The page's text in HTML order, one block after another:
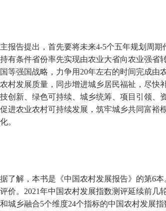
主报告提出，首先要将未来4-5个五年规划周
持有条件省份率先实现由农业大省向农业强省
国等强国战略，力争用20年左右的时间完成
农村发展质量，同步增进城乡居民福祉，尽快
技创新、绿色可持续、城乡统筹、项目引领、
促进农业农村可持续发展，筑牢城乡共同富裕
化。
据了解，本书是《中国农村发展报告》的第6
评价。2021年中国农村发展指数测评延续前
和城乡融合5个维度24个指标的中国农村发展